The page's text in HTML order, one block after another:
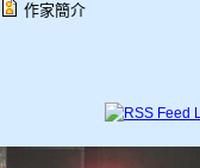
作家簡介